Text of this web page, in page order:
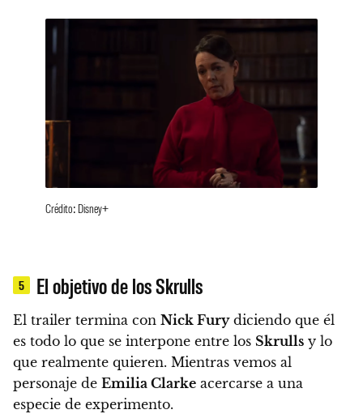
Crédito: Disney+
5 El objetivo de los Skrulls
El trailer termina con Nick Furydiciendo que él
es todo lo que se interpone entre los Skrulls y lo
que realmente quieren. Mientras vemos al
personaje de Emilia Clarke acercarse a una
especie de experimento.